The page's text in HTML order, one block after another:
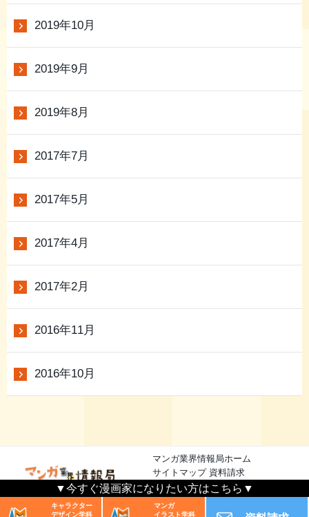
2019年10月
2019年9月
2019年8月
2017年7月
2017年5月
2017年4月
2017年2月
2016年11月
2016年10月
▼今すぐ漫画家になりたい方はこちら▼
キャラクター
デザイン学科
マンガ
イラスト学科
マンガ業界情報局ホーム
サイトマップ 資料請求
漫画業界情報局© 2026 All rights reserved.